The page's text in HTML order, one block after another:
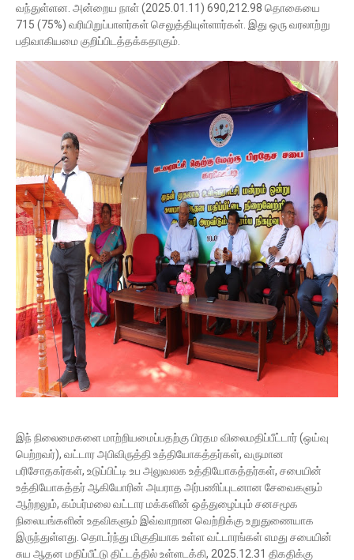
வந்துள்ளன. அன்றைய நாள் (2025.01.11) 690,212.98 தொகையை
715 (75%) வரியிறுப்பாளர்கள் செலுத்தியுள்ளார்கள். இது ஒரு வரலாற்று
பதிவாகியமை குறிப்பிடத்தக்கதாகும்.
இந் நிலைமைகளை மாற்றியமைப்பதற்கு பிரதம விலைமதிப்பீட்டார் (ஒய்வு
பெற்றவர்), வட்டார அபிவிருத்தி உத்தியோகத்தர்கள், வருமான
பரிசோதகர்கள், உடுப்பிட்டி உப அலுவலக உத்தியோகத்தர்கள், சபையின்
உத்தியோகத்தர் ஆகியோரின் அயராத அர்பணிப்புடனான சேவைகளும்
ஆற்றலும், கம்பர்மலை வட்டார மக்களின் ஒத்துழைப்பும் சனசமூக
நிலையங்களின் உதவிகளும் இவ்வாறான வெற்றிக்கு உறுதுணையாக
இருந்துள்ளது. தொடர்ந்து மிகுதியாக உள்ள வட்டாரங்கள் எமது சபையின்
சுய ஆதன மதிப்பீட்டு திட்டத்தில் உள்ளடக்கி, 2025.12.31 திகதிக்கு